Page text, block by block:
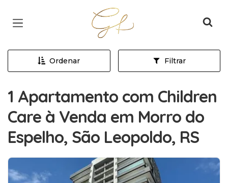
Página inicial
Ordenar Filtrar
1 Apartamento com Children
Care à Venda em Morro do
Espelho, São Leopoldo, RS